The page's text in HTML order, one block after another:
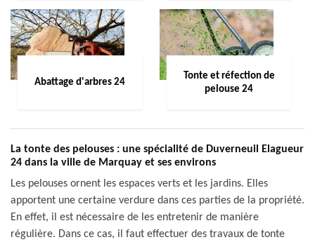
Abattage d'arbres 24
Tonte et réfection de
pelouse 24
La tonte des pelouses : une spécialité de Duverneuil Elagueur
24 dans la ville de Marquay et ses environs
Les pelouses ornent les espaces verts et les jardins. Elles
apportent une certaine verdure dans ces parties de la propriété.
En effet, il est nécessaire de les entretenir de manière
régulière. Dans ce cas, il faut effectuer des travaux de tonte